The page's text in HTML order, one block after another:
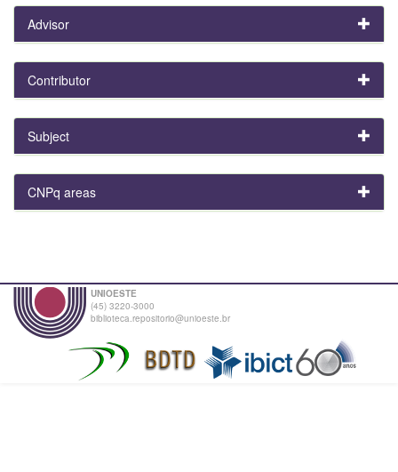
Advisor
Contributor
Subject
CNPq areas
UNIOESTE
(45) 3220-3000
biblioteca.repositorio@unioeste.br